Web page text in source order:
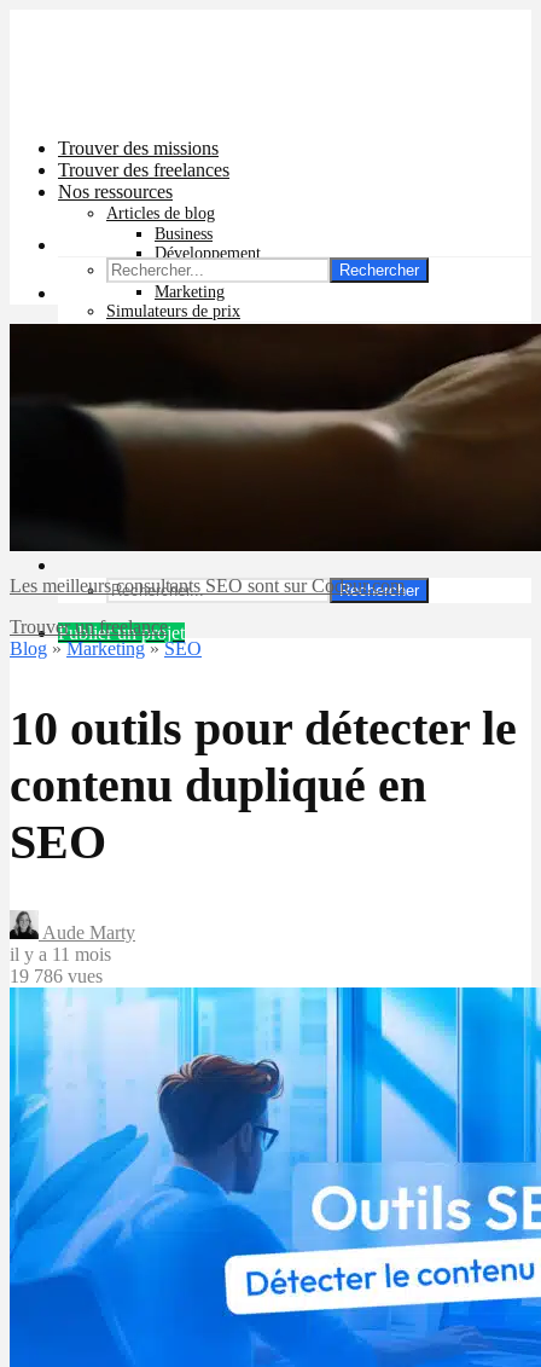
Trouver des missions
Trouver des freelances
Nos ressources
Articles de blog
Business
Développement
Graphisme
Marketing
Simulateurs de prix
Prix pub Instagram
Prix logiciel
Prix chatbot
Rechercher
Publier un projet
Rechercher
Les meilleurs consultants SEO sont sur Codeur.com
Trouver un freelance
Blog »Marketing»SEO
10 outils pour détecter le
contenu dupliqué en
SEO
Aude Marty
il y a 11 mois
19 786 vues